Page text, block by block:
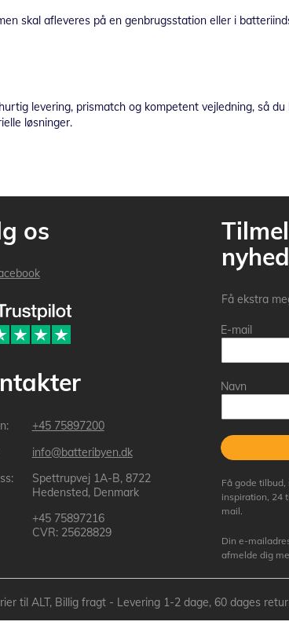
skal afleveres på en genbrugsstation eller i
levering, prismatch og kompetent vejledning, så
løsninger.
os
+45 75897200
info@batteribyen.dk
Spettrupvej 1A-B, 8722
Hedensted, Denmark
+45 75897216
CVR: 25628829
Få ekstra
E-mail
Navn
Få gode
inspiration, 24
mail.
Din e-
afmelde dig
til ALT, Billig fragt - Levering 1-2 dage, 60 dages